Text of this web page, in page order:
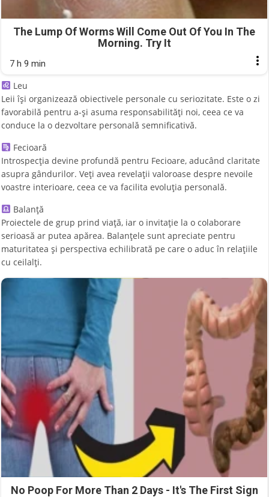
The Lump Of Worms Will Come Out Of You In The
Morning. Try It
7 h 9 min
Leu
Leii își organizează obiectivele personale cu seriozitate. Este o zi
favorabilă pentru a-și asuma responsabilități noi, ceea ce va
conduce la o dezvoltare personală semnificativă.
Fecioară
Introspecția devine profundă pentru Fecioare, aducând claritate
asupra gândurilor. Veți avea revelații valoroase despre nevoile
voastre interioare, ceea ce va facilita evoluția personală.
Balanță
Proiectele de grup prind viață, iar o invitație la o colaborare
serioasă ar putea apărea. Balanțele sunt apreciate pentru
maturitatea și perspectiva echilibrată pe care o aduc în relațiile
cu ceilalți.
No Poop For More Than 2 Days - It's The First Sign